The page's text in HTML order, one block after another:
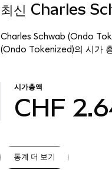
최신 Charles
Charles Schwab (Ondo
(Ondo Tokenized)의 시가
시가총액
CHF
통계 더 보기